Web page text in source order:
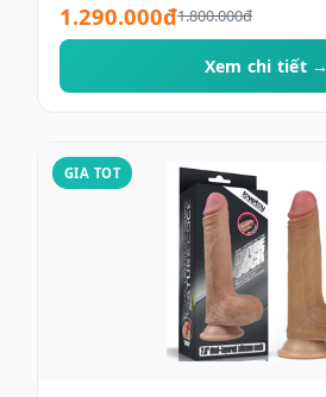
1.290.000đ1.800.000đ
Xem chi tiết →
GIA TOT